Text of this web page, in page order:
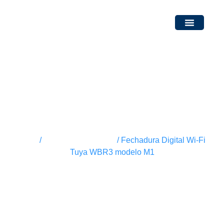
/
/ Fechadura Digital Wi-Fi
Tuya WBR3 modelo M1